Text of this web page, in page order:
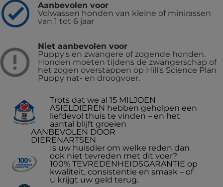
Aanbevolen voor
Volwassen honden van kleine of minirassen
van 1 tot 6 jaar
Niet aanbevolen voor
Puppy's en zwangere of zogende honden.
Honden moeten tijdens de zwangerschap of
het zogen overstappen op Hill's Science Plan
Puppy nat- en droogvoer.
Trots dat we al 15 MILJOEN
ASIELDIEREN hebben geholpen een
liefdevol thuis te vinden – en het
aantal blijft groeien
AANBEVOLEN DOOR
DIERENARTSEN
Is uw huisdier om welke reden dan
ook niet tevreden met dit voer?
100% TEVREDENHEIDSGARANTIE op
kwaliteit, consistentie en smaak – of
u krijgt uw geld terug.